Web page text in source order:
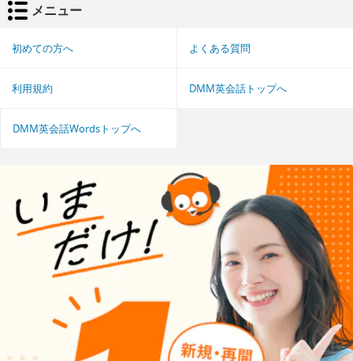
メニュー
初めての方へ よくある質問
利用規約 DMM英会話トップへ
DMM英会話Wordsトップへ